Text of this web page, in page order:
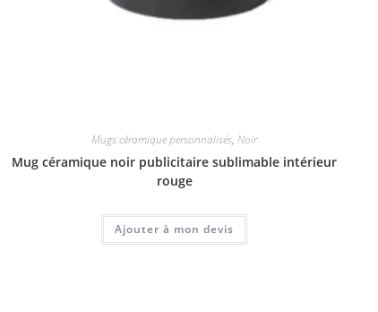
Mugs céramique personnalisés,Noir
Mug céramique noir publicitaire sublimable intérieur
rouge
Ajouter à mon devis